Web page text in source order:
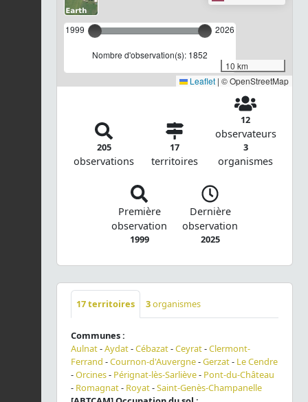
1999 2026
Nombre d'observation(s): 1852
10 km
Leaflet | © OpenStreetMap
205
observations
17
territoires
12
observateurs
3
organismes
Première
observation
1999
Dernière
observation
2025
17territoires 3organismes
Communes :
Aulnat-Aydat-Cébazat-Ceyrat-Clermont-
Ferrand -Cournon-d'Auvergne-Gerzat- Le Cendre
-Orcines- Pérignat-lès-Sarliève- Pont-du-Château
- Romagnat- Royat-Saint-Genès-Champanelle